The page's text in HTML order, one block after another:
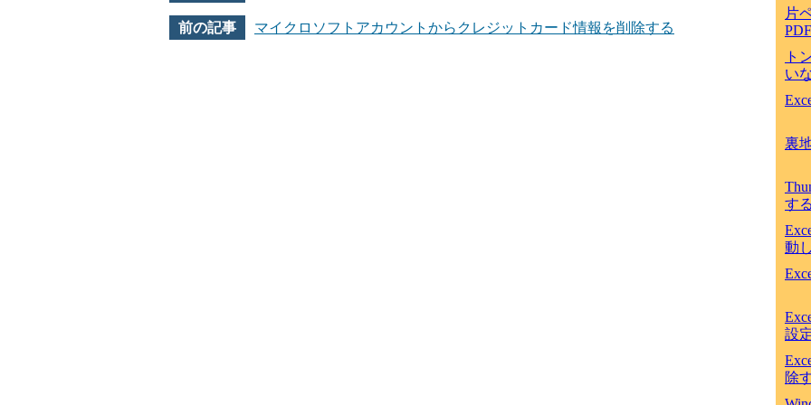
マイクロソフトアカウントからクレジットカード情報を削除する
片
ト
い
裏
す
動
設
除